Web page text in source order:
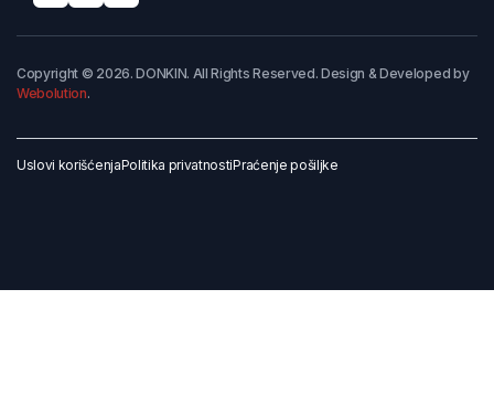
Copyright © 2026. DONKIN. All Rights Reserved. Design & Developed by
Webolution.
Uslovi korišćenjaPolitika privatnostiPraćenje pošiljke